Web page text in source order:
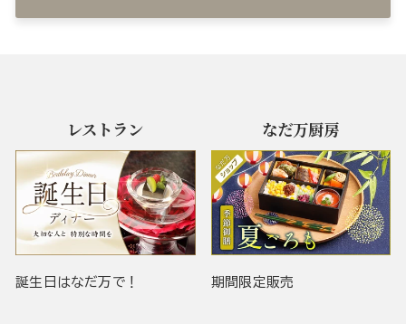
レストラン
誕生日はなだ万で！
なだ万厨房
期間限定販売